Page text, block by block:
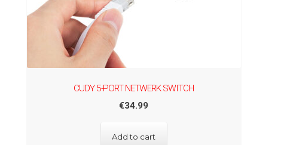
CUDY 5-PORT NETWERK SWITCH
€34.99
Add to cart